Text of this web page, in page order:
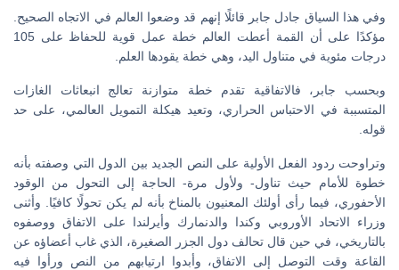
وفي هذا السياق جادل جابر قائلًا إنهم قد وضعوا العالم في الاتجاه الصحيح.
مؤكدًا على أن القمة أعطت العالم خطة عمل قوية للحفاظ على 105
درجات مئوية في متناول اليد، وهي خطة يقودها العلم.
وبحسب جابر، فالاتفاقية تقدم خطة متوازنة تعالج انبعاثات الغازات
المتسببة في الاحتباس الحراري، وتعيد هيكلة التمويل العالمي، على حد
قوله.
وتراوحت ردود الفعل الأولية على النص الجديد بين الدول التي وصفته بأنه
خطوة للأمام حيث تناول- ولأول مرة- الحاجة إلى التحول من الوقود
الأحفوري، فيما رأى أولئك المعنيون بالمناخ بأنه لم يكن تحولًا كافيًا. وأثنى
وزراء الاتحاد الأوروبي وكندا والدنمارك وأيرلندا على الاتفاق ووصفوه
بالتاريخي، في حين قال تحالف دول الجزر الصغيرة، الذي غاب أعضاؤه عن
القاعة وقت التوصل إلى الاتفاق، وأبدوا ارتيابهم من النص ورأوا فيه